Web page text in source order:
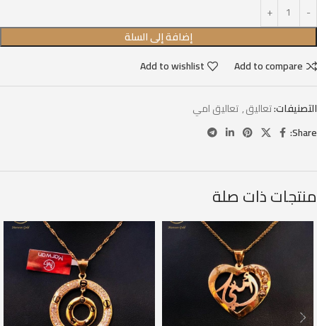
إضافة إلى السلة
Add to compare
Add to wishlist
التصنيفات:تعاليق,تعاليق امي
Share:
منتجات ذات صلة